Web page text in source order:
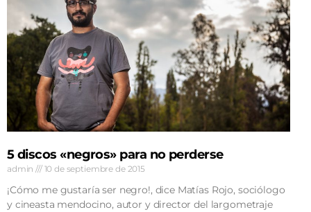
5 discos «negros» para no perderse
admin 10 de septiembre de 2015
¡Cómo me gustaría ser negro!, dice Matías Rojo, sociólogo
y cineasta mendocino, autor y director del largometraje